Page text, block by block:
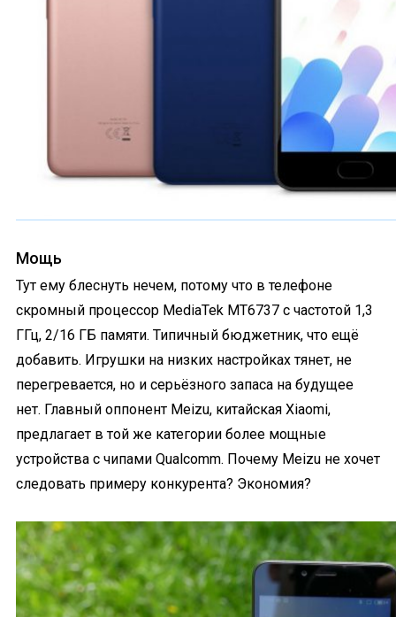
Мощь
Тут ему блеснуть нечем, потому что в телефоне
скромный процессор MediaTek MT6737 с частотой 1,3
ГГц, 2/16 ГБ памяти. Типичный бюджетник, что ещё
добавить. Игрушки на низких настройках тянет, не
перегревается, но и серьёзного запаса на будущее
нет. Главный оппонент Meizu, китайская Xiaomi,
предлагает в той же категории более мощные
устройства с чипами Qualcomm. Почему Meizu не хочет
следовать примеру конкурента? Экономия?